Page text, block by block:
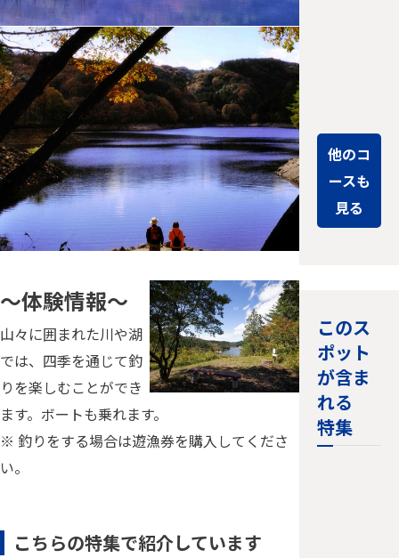
～体験情報～
山々に囲まれた川や湖
では、四季を通じて釣
りを楽しむことができ
ます。ボートも乗れます。
※ 釣りをする場合は遊漁券を購入してくださ
い。
こちらの特集で紹介しています
でいろんな
体験しませ
んか。 クル
マのまちの
イ…
他のコ
ースも
見る
このス
ポット
が含ま
れる
特集
秋冬はフ